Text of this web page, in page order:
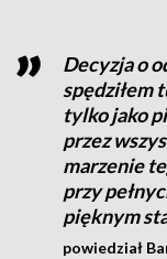
Decyzja o
spędziłem
tylko jako
przez
marzenie
przy
pięknym
powiedział